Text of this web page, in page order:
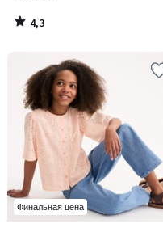
4,3
/
Финальная цена